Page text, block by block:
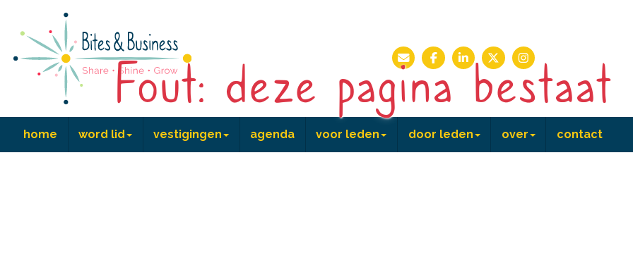
home word lid vestigingen agenda voor leden door leden over contact
Fout: deze pagina